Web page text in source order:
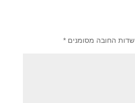
שדות החובה מסומנים *